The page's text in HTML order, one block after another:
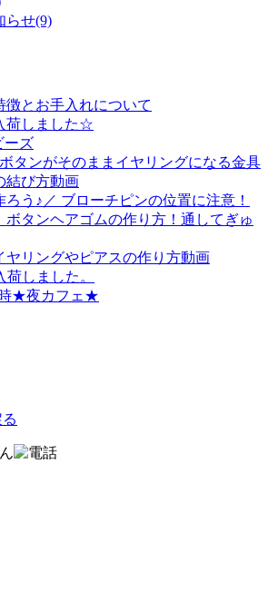
らせ(9)
徴とお手入れについて
荷しました☆
ーズ
ボタンがそのままイヤリングになる金具
結び方動画
ろう♪／ ブローチピンの位置に注意！
ボタンヘアゴムの作り方！通してぎゅ
ヤリングやピアスの作り方動画
しました。
時★夜カフェ★